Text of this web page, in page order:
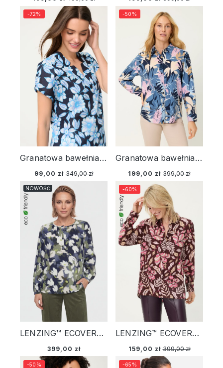
Granatowa bawełniana koszula damska w kwiaty z krótkim rękawem – Vintage Cruise
99,00 zł 349,00 zł
-72%
Granatowa bawełniano-wiskozowa koszula damska z roślinnym wzorem – Refresh
199,00 zł 399,00 zł
-50%
LENZING™ ECOVERO™ Bawełniano-wiskozowa koszula damska w kwiaty - Modern Balance
399,00 zł
NOWOŚĆ
LENZING™ ECOVERO™ Bawełniano-wiskozowa koszula damska w kwiaty – Liaison en Vogue
159,00 zł 399,00 zł
-60%
-50% -65%